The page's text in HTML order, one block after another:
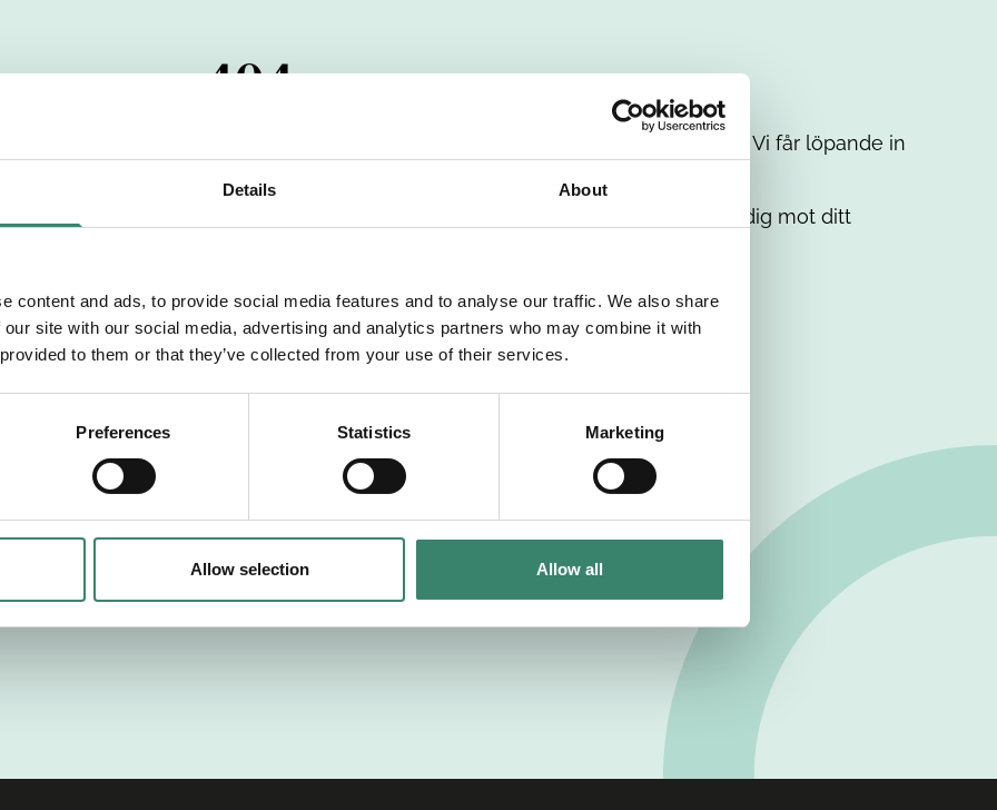
Details About
content and ads, to provide social media features and to analyse our traffic. We also share
site with our social media, advertising and analytics partners who may combine it with
to them or that they’ve collected from your use of their services.
Preferences Statistics Marketing
Allow selection Allow all
404
har passerats. Vi uppskattar verkligen ditt intresse. Misströsta inte. Vi får löpande in
dig med mer information om våra aktuella uppdrag. Tillsammans matchar vi dig mot ditt
Tillbaka till Sverek